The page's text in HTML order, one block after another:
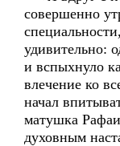
совершенно
удивительно:
и вспыхнуло
влечение ко
начал
матушка
духовным